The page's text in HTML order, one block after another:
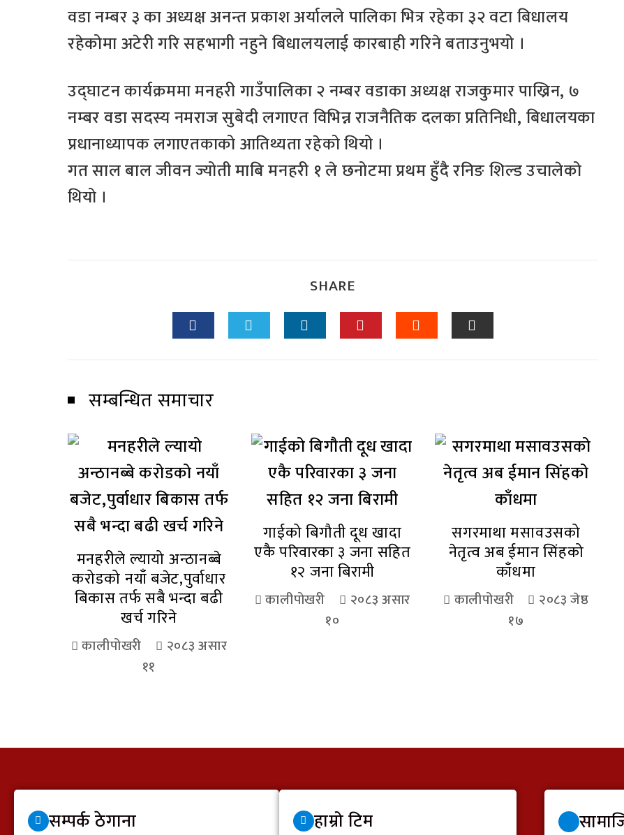
वडा नम्बर ३ का अध्यक्ष अनन्त प्रकाश अर्यालले पालिका भित्र रहेका ३२ वटा बिधालय
रहेकोमा अटेरी गरि सहभागी नहुने बिधालयलाई कारबाही गरिने बताउनुभयो ।
उद्घाटन कार्यक्रममा मनहरी गाउँपालिका २ नम्बर वडाका अध्यक्ष राजकुमार पाख्रिन, ७
नम्बर वडा सदस्य नमराज सुबेदी लगाएत विभिन्न राजनैतिक दलका प्रतिनिधी, बिधालयका
प्रधानाध्यापक लगाएतकाको आतिथ्यता रहेको थियो ।
गत साल बाल जीवन ज्योती माबि मनहरी १ ले छनोटमा प्रथम हुँदै रनिङ शिल्ड उचालेको
थियो ।
SHARE
सम्बन्धित समाचार
मनहरीले ल्यायो अन्ठानब्बे
करोडको नयाँ बजेट,पुर्वाधार
बिकास तर्फ सबै भन्दा बढी
खर्च गरिने
कालीपोखरी
२०८३ असार
११
गाईको बिगौती दूध खादा
एकै परिवारका ३ जना सहित
१२ जना बिरामी
कालीपोखरी
२०८३ असार
१०
सगरमाथा मसावउसको
नेतृत्व अब ईमान सिंहको
काँधमा
कालीपोखरी
२०८३ जेष्ठ
१७
सम्पर्क ठेगाना हाम्रो टिम